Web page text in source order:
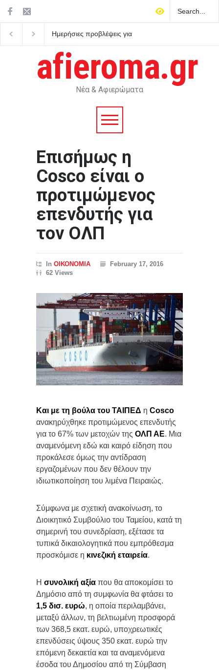
Ημερήσιες προβλέψεις για
afieroma.gr
Νέα & Αφιερώματα
Eπισήμως η
Cosco είναι ο
προτιμώμενος
επενδυτής για
τον ΟΛΠ
In ΟΙΚΟΝΟΜΙΑ
February 17, 2016
62 Views
Kαι με τη βούλα του ΤΑΙΠΕΔ η Cosco
ανακηρύχθηκε προτιμώμενος επενδυτής
για το 67% των μετοχών της ΟΛΠ ΑΕ. Μια
αναμενόμενη εδώ και καιρό είδηση που
προκάλεσε όμως την αντίδραση
εργαζομένων που δεν θέλουν την
ιδιωτικοποίηση του λιμένα Πειραιώς.
Σύμφωνα με σχετική ανακοίνωση, το
Διοικητικό Συμβούλιο του Ταμείου, κατά τη
σημερινή του συνεδρίαση, εξέτασε τα
τυπικά δικαιολογητικά που εμπρόθεσμα
προσκόμισε η κινεζική εταιρεία.
Η συνολική αξία που θα αποκομίσει το
Δημόσιο από τη συμφωνία θα φτάσει το
1,5 δισ. ευρώ, η οποία περιλαμβάνει,
μεταξύ άλλων, τη βελτιωμένη προσφορά
των 368,5 εκατ. ευρώ, υποχρεωτικές
επενδύσεις ύψους 350 εκατ. ευρώ την
επόμενη δεκαετία και τα αναμενόμενα
έσοδα του Δημοσίου από τη Σύμβαση